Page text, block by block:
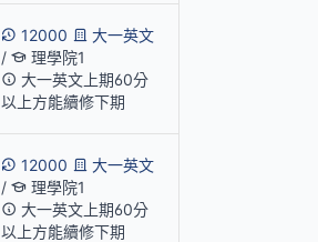
12000
大一英文
/
理學院1
大一英文上期60分
以上方能續修下期
12000
大一英文
/
理學院1
大一英文上期60分
以上方能續修下期